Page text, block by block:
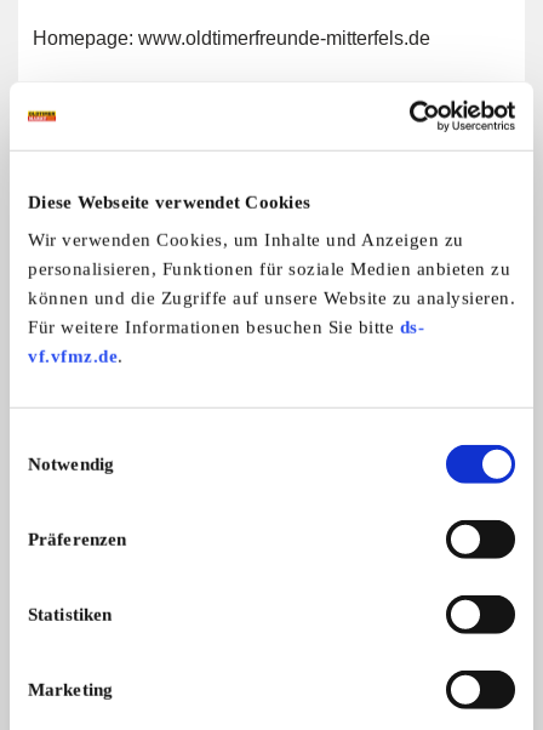
Diese Webseite verwendet Cookies
Wir verwenden Cookies, um Inhalte und Anzeigen zu
personalisieren, Funktionen für soziale Medien anbieten zu
können und die Zugriffe auf unsere Website zu analysieren.
Für weitere Informationen besuchen Sie bitte ds-
vf.vfmz.de.
Notwendig
Präferenzen
Statistiken
Marketing
Homepage: www.oldtimerfreunde-mitterfels.de
Allgemeine Angaben
Automarken:
Zweiradmarken:
Alle Marken
Branchenbuch-Eintrag übernehmen
Sie vertreten dieses Unternehmen? Übernehmen Sie